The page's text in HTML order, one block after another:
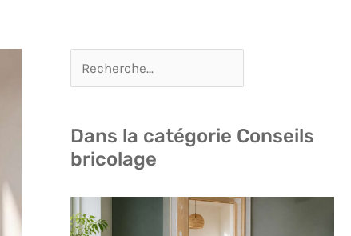
Dans la catégorie Conseils
bricolage